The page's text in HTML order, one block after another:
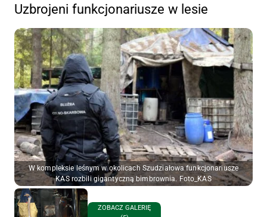
Uzbrojeni funkcjonariusze w lesie
W kompleksie leśnym w okolicach Szudziałowa funkcjonariusze
KAS rozbili gigantyczną bimbrownia. Foto_KAS
ZOBACZ GALERIĘ